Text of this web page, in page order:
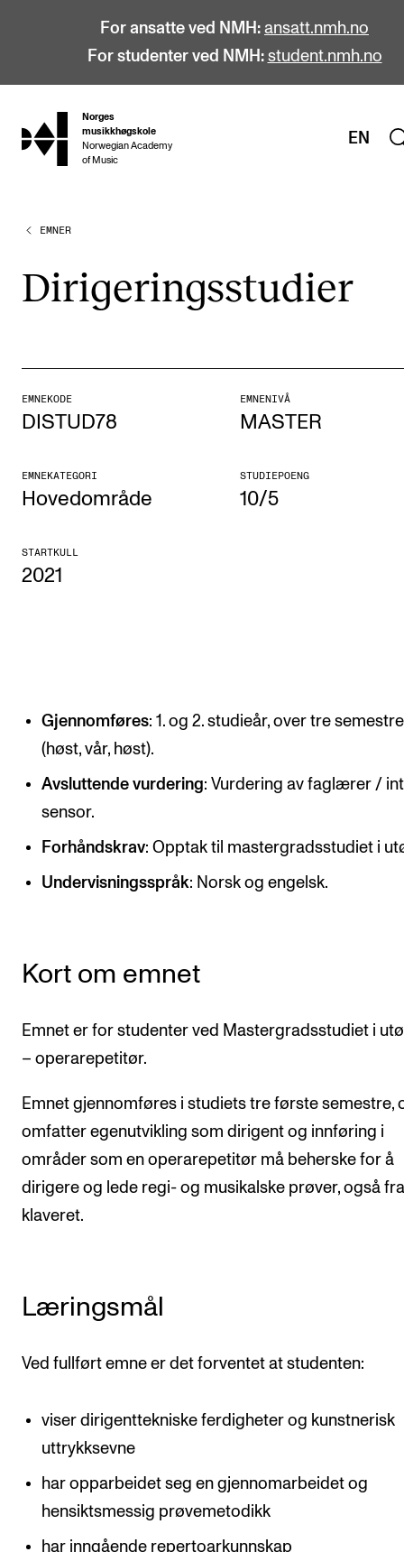
For ansatte ved NMH: ansatt.nmh.no
For studenter ved NMH: student.nmh.no
hjem
Norges
musikkhøgskole
Norwegian Academy
of Music
EN
STUDIER
Bachelor
Doktorgrad
Årsstudium og videreutdanning
Etterutdanning og kurs
Søknad og opptak
FORSKNING
CERM
CREMAH
NordART
Prosjekter
INTERNASJONALT
Nettverk
AKTUELT
Ledige stillinger
INFO
EMNER
Diri­ge­rings­stu­di­er
EMNEKODE
DISTUD78
EMNENIVÅ
MASTER
EMNEKATEGORI
Hovedområde
STUDIEPOENG
10/5
STARTKULL
2021
Gjennomføres: 1. og 2. studieår, over tre semestre
(høst, vår, høst).
Avsluttende vurdering: Vurdering av faglærer /
sensor.
Forhåndskrav: Opptak til mastergradsstudiet i
Undervisningsspråk: Norsk og engelsk.
Kort om emnet
Emnet er for studenter ved Mastergradsstudiet i
– operarepetitør.
Emnet gjennomføres i studiets tre første semestre,
omfatter egenutvikling som dirigent og innføring i
områder som en operarepetitør må beherske for å
dirigere og lede regi- og musikalske prøver, også fra
klaveret.
Læringsmål
Ved fullført emne er det forventet at studenten:
viser dirigenttekniske ferdigheter og kunstnerisk
uttrykksevne
har opparbeidet seg en gjennomarbeidet og
hensiktsmessig prøvemetodikk
har inngående repertoarkunnskap